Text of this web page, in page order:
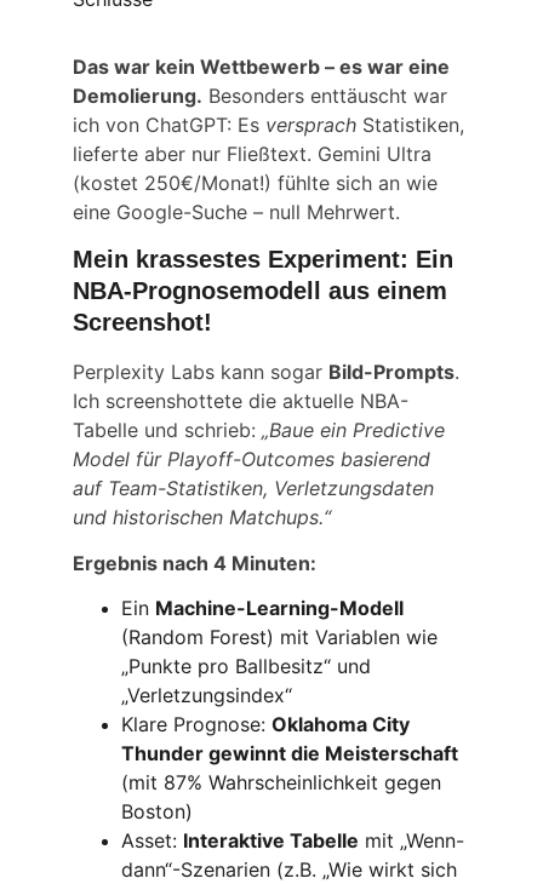
Das war kein Wettbewerb – es war eine
Demolierung. Besonders enttäuscht war
ich von ChatGPT: Es versprach Statistiken,
lieferte aber nur Fließtext. Gemini Ultra
(kostet 250€/Monat!) fühlte sich an wie
eine Google-Suche – null Mehrwert.
Mein krassestes Experiment: Ein
NBA-Prognosemodell aus einem
Screenshot!
Perplexity Labs kann sogar Bild-Prompts.
Ich screenshottete die aktuelle NBA-
Tabelle und schrieb: „Baue ein Predictive
Model für Playoff-Outcomes basierend
auf Team-Statistiken, Verletzungsdaten
und historischen Matchups.“
Ergebnis nach 4 Minuten:
Ein Machine-Learning-Modell
(Random Forest) mit Variablen wie
„Punkte pro Ballbesitz“ und
„Verletzungsindex“
Klare Prognose: Oklahoma City
Thunder gewinnt die Meisterschaft
(mit 87% Wahrscheinlichkeit gegen
Boston)
Asset: Interaktive Tabelle mit „Wenn-
dann“-Szenarien (z.B. „Wie wirkt sich